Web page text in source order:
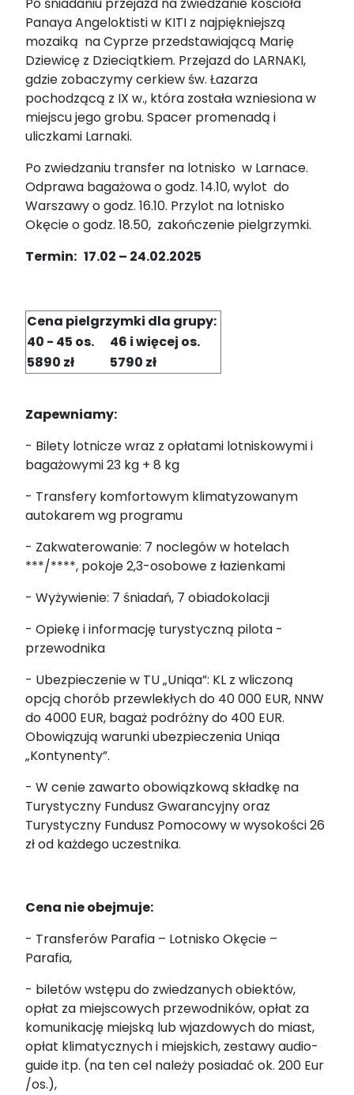
Panaya Angeloktisti w KITI z najpiękniejszą
mozaiką na Cyprze przedstawiającą Marię
Dziewicę z Dzieciątkiem. Przejazd do LARNAKI,
gdzie zobaczymy cerkiew św. Łazarza
pochodzącą z IX w., która została wzniesiona w
miejscu jego grobu. Spacer promenadą i
uliczkami Larnaki.
Po zwiedzaniu transfer na lotnisko w Larnace.
Odprawa bagażowa o godz. 14.10, wylot do
Warszawy o godz. 16.10. Przylot na lotnisko
Okęcie o godz. 18.50, zakończenie pielgrzymki.
Termin: 17.02 – 24.02.2025
Cena pielgrzymki dla grupy:
40 - 45 os.
46 i więcej os.
5890 zł
5790 zł
Zapewniamy:
- Bilety lotnicze wraz z opłatami lotniskowymi i
bagażowymi 23 kg + 8 kg
- Transfery komfortowym klimatyzowanym
autokarem wg programu
- Zakwaterowanie: 7 noclegów w hotelach
***/****, pokoje 2,3-osobowe z łazienkami
- Wyżywienie: 7 śniadań, 7 obiadokolacji
- Opiekę i informację turystyczną pilota -
przewodnika
- Ubezpieczenie w TU „Uniqa”: KL z wliczoną
opcją chorób przewlekłych do 40 000 EUR, NNW
do 4000 EUR, bagaż podróżny do 400 EUR.
Obowiązują warunki ubezpieczenia Uniqa
„Kontynenty”.
- W cenie zawarto obowiązkową składkę na
Turystyczny Fundusz Gwarancyjny oraz
Turystyczny Fundusz Pomocowy w wysokości 26
zł od każdego uczestnika.
Cena nie obejmuje:
- Transferów Parafia – Lotnisko Okęcie –
Parafia,
- biletów wstępu do zwiedzanych obiektów,
opłat za miejscowych przewodników, opłat za
komunikację miejską lub wjazdowych do miast,
opłat klimatycznych i miejskich, zestawy audio-
guide itp. (na ten cel należy posiadać ok. 200 Eur
/os.),